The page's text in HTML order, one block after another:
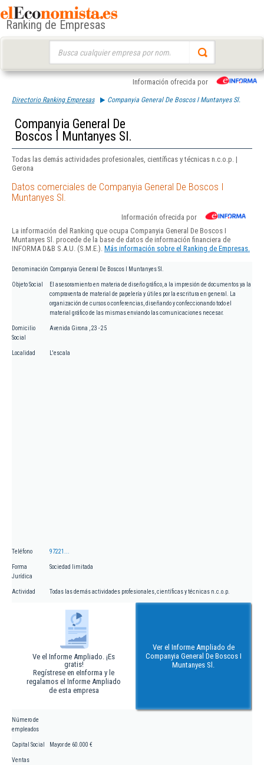
Ranking de Empresas
Información ofrecida por
Directorio Ranking Empresas Companyia General De Boscos I Muntanyes Sl.
Companyia General De
Boscos I Muntanyes Sl.
Todas las demás actividades profesionales, científicas y técnicas n.c.o.p. |
Gerona
Datos comerciales de Companyia General De Boscos I
Muntanyes Sl.
Información ofrecida por
La información del Ranking que ocupa Companyia General De Boscos I
Muntanyes Sl. procede de la base de datos de información financiera de
INFORMA D&B S.A.U. (S.M.E.). Más información sobre el Ranking de Empresas.
Denominación Companyia General De Boscos I Muntanyes Sl.
Objeto Social
El asesoramiento en materia de diseño gráfico, a la impresión de documentos ya la
compraventa de material de papelería y útiles por la escritura en general. La
organización de cursos o conferencias, diseñando y confeccionando todo el
material gráfico de las mismas enviando las comunicaciones necesar.
Domicilio
Social
Avenida Girona , 23 - 25
Localidad L'escala
Teléfono 97221...
Forma
Jurídica
Sociedad limitada
Actividad Todas las demás actividades profesionales, científicas y técnicas n.c.o.p.
Ve el Informe Ampliado. ¡Es
gratis!
Regístrese en eInforma y le
regalamos el Informe Ampliado
de esta empresa
Ver el Informe Ampliado de
Companyia General De Boscos I
Muntanyes Sl.
Número de
empleados
Capital Social Mayor de 60.000 €
Ventas